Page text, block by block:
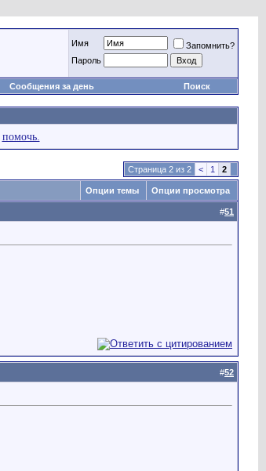
Имя
Запомнить?
Пароль
Сообщения за день Поиск
помочь.
Страница 2 из 2 < 1 2
Опции темы Опции просмотра
#51
#52